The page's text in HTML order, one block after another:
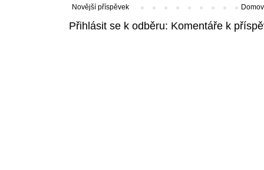
Novější příspěvek
Přihlásit se k odběru: Komentáře k